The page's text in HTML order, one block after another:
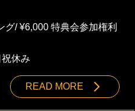
/ ¥6,000 特典会参加権利
休み
READ MORE